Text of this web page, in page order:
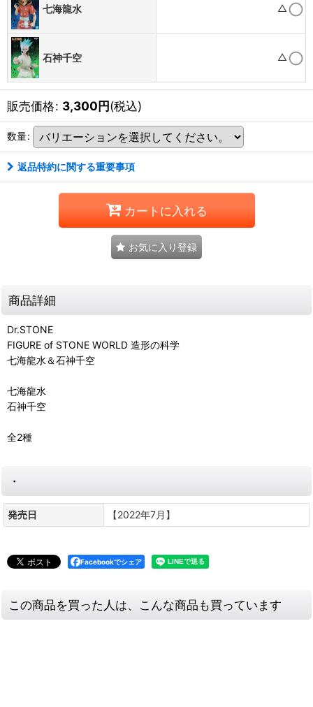
七海龍水 △
石神千空 △
販売価格: 3,300円(税込)
数量:
返品特約に関する重要事項
カートに入れる
お気に入り登録
商品詳細
Dr.STONE
FIGURE of STONE WORLD 造形の科学
七海龍水＆石神千空
七海龍水
石神千空
全2種
・
発売日 【2022年7月】
Facebookでシェア
この商品を買った人は、こんな商品も買っています